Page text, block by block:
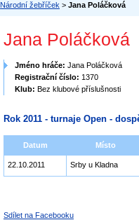
Národní žebříček > Jana Poláčková
Jana Poláčková
Jméno hráče: Jana Poláčková
Registrační číslo: 1370
Klub: Bez klubové příslušnosti
Rok 2011 - turnaje Open -
Datum Místo
22.10.2011 Srby u Kladna
Sdílet na Facebooku